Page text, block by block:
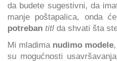
da budete sugestivni, da
manje poštapalica, onda
potreban titl da shvati šta
Mi mladima nudimo modele
su mogućnosti